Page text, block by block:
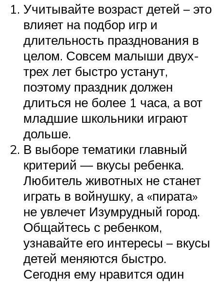
Учитывайте возраст детей – это
влияет на подбор игр и
длительность празднования в
целом. Совсем малыши двух-
трех лет быстро устанут,
поэтому праздник должен
длиться не более 1 часа, а вот
младшие школьники играют
дольше.
В выборе тематики главный
критерий — вкусы ребенка.
Любитель животных не станет
играть в войнушку, а «пирата»
не увлечет Изумрудный город.
Общайтесь с ребенком,
узнавайте его интересы – вкусы
детей меняются быстро.
Сегодня ему нравится один